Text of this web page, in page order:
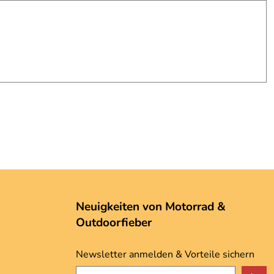
Neuigkeiten von Motorrad &
Outdoorfieber
Newsletter anmelden & Vorteile sichern